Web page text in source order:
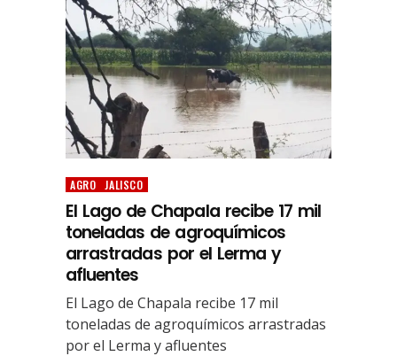
AGRO JALISCO
El Lago de Chapala recibe 17 mil
toneladas de agroquímicos
arrastradas por el Lerma y
afluentes
El Lago de Chapala recibe 17 mil
toneladas de agroquímicos arrastradas
por el Lerma y afluentes